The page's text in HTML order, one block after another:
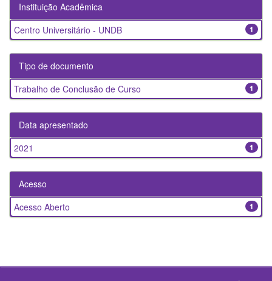
Instituição Acadêmica
1
Centro Universitário - UNDB
Tipo de documento
1
Trabalho de Conclusão de Curso
Data apresentado
1
2021
Acesso
1
Acesso Aberto